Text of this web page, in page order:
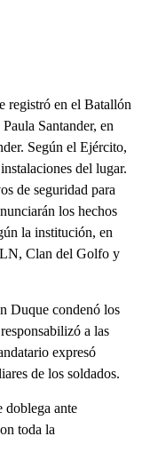
registró en el Batallón
Santander, en
Según el Ejército,
del lugar.
de seguridad para
los hechos
la institución, en
Clan del Golfo y
Duque condenó los
a las
expresó
de los soldados.
doblega ante
toda la